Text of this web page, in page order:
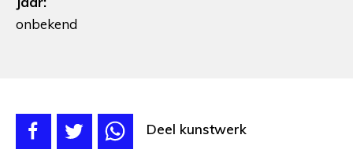
onbekend
Deel kunstwerk